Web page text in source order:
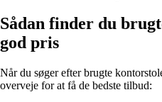
Sådan finder du
god pris
Når du søger efter brugte
overveje for at få de bedste tilbud: